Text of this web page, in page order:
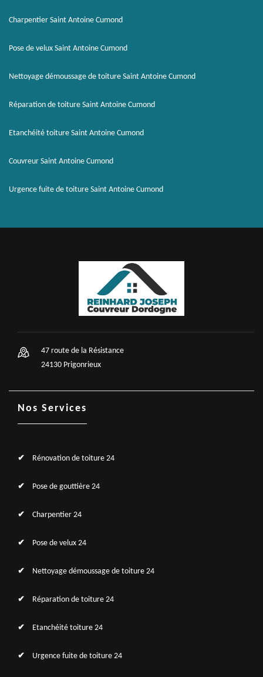
Charpentier Saint Antoine Cumond
Pose de velux Saint Antoine Cumond
Nettoyage démoussage de toiture Saint Antoine Cumond
Réparation de toiture Saint Antoine Cumond
Etanchéité toiture Saint Antoine Cumond
Couvreur Saint Antoine Cumond
Urgence fuite de toiture Saint Antoine Cumond
47 route de la Résistance
24130 Prigonrieux
Nos Services
Rénovation de toiture 24
Pose de gouttière 24
Charpentier 24
Pose de velux 24
Nettoyage démoussage de toiture 24
Réparation de toiture 24
Etanchéité toiture 24
Urgence fuite de toiture 24